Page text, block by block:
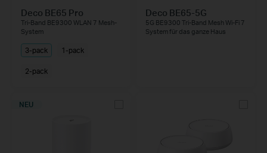
Deco BE65 Pro
Tri-Band BE9300 WLAN 7 Mesh-
System
3-pack 1-pack
2-pack
Deco BE65-5G
5G BE9300 Tri-Band Mesh Wi-Fi 7
System für das ganze Haus
NEU